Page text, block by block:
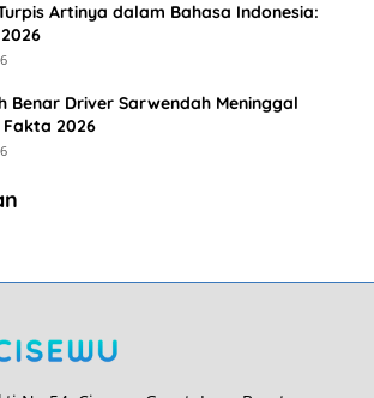
Artinya dalam Bahasa Indonesia:
Benar Driver Sarwendah Meninggal
Fakta 2026